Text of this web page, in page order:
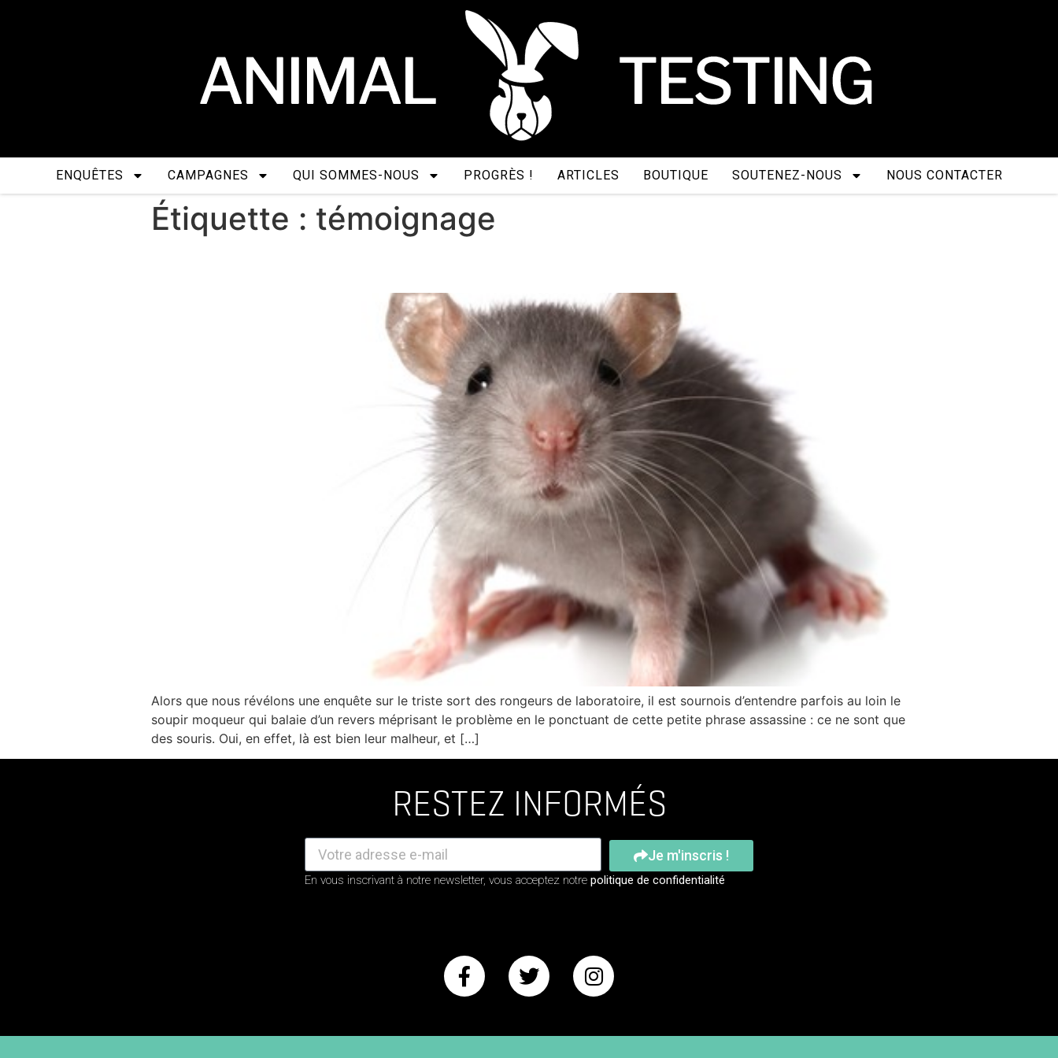
ENQUÊTES CAMPAGNES QUI SOMMES-NOUS PROGRÈS ! ARTICLES BOUTIQUE SOUTENEZ-NOUS NOUS CONTACTER
Étiquette : témoignage
Alors que nous révélons une enquête sur le triste sort des rongeurs de laboratoire, il est sournois d’entendre parfois au loin le
soupir moqueur qui balaie d’un revers méprisant le problème en le ponctuant de cette petite phrase assassine : ce ne sont que
des souris. Oui, en effet, là est bien leur malheur, et […]
RESTEZ INFORMÉS
Je m'inscris !
En vous inscrivant à notre newsletter, vous acceptez notre politique de confidentialité